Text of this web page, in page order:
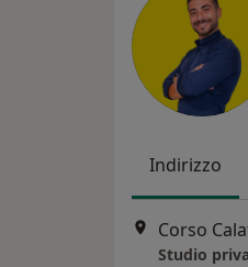
Indirizzo
Corso
Studio